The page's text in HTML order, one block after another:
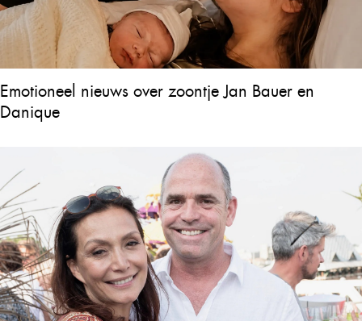
Emotioneel nieuws over zoontje Jan Bauer en
Danique